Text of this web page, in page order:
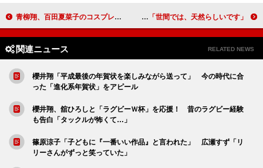
青柳翔、百田夏菜子のコスプレ姿を絶賛 「完成度が高くて素晴らしい」 平野紫耀“天然”を指摘されるも「記憶にない」 「世間では、天然らしいです」
関連ニュース RELATED NEWS
櫻井翔「平成最後の年賀状を楽しみながら送って」 今の時代に合
った「進化系年賀状」をアピール
櫻井翔、舘ひろしと「ラグビーＷ杯」を応援！ 昔のラグビー経験
も告白「タックルが怖くて…」
篠原涼子「子どもに『一番いい作品』と言われた」 広瀬すず「リ
リーさんがずっと笑っていた」